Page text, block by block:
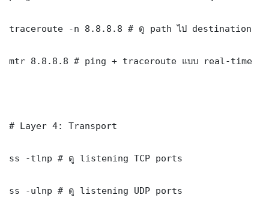
traceroute -n 8.8.8.8 # ดู path ไป destination
mtr 8.8.8.8 # ping + traceroute แบบ real-time
# Layer 4: Transport
ss -tlnp # ดู listening TCP ports
ss -ulnp # ดู listening UDP ports